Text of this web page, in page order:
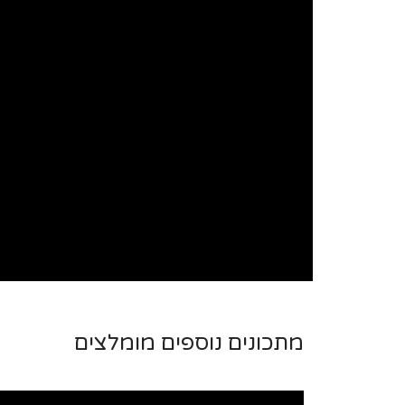
מתכונים נוספים מומלצים